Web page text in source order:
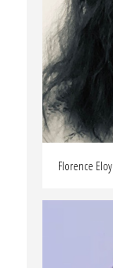
Florence Eloy